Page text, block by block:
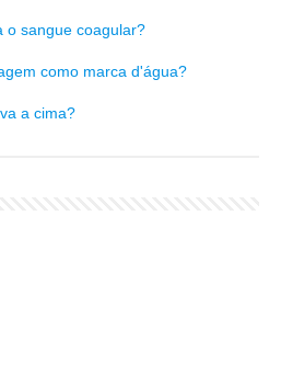
o sangue coagular?
como marca d'água?
a cima?